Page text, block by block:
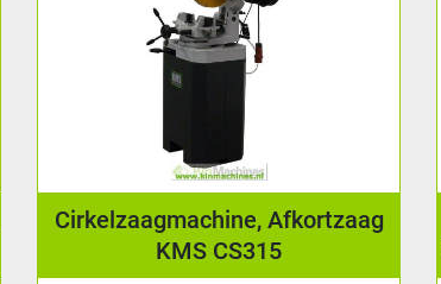
Cirkelzaagmachine, Afkortzaag
KMS CS315